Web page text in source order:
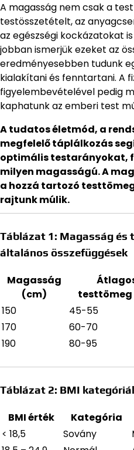
A magasság nem csak a
testösszetételt, az
az egészségi kockázatokat
jobban ismerjük ezeket az
eredményesebben tudunk
kialakítani és fenntartani. A
figyelembevételével pedig
kaphatunk az emberi test
A tudatos életmód, a
megfelelő táplálkozás
optimális testarányokat,
milyen magasságú. A
a hozzá tartozó
rajtunk múlik.
Táblázat 1: Magasság
általános összefüggések
Magasság
(cm)
150
45-55
170
60-70
190
80-95
Táblázat 2: BMI
BMI érték Kategória
< 18,5
Sovány